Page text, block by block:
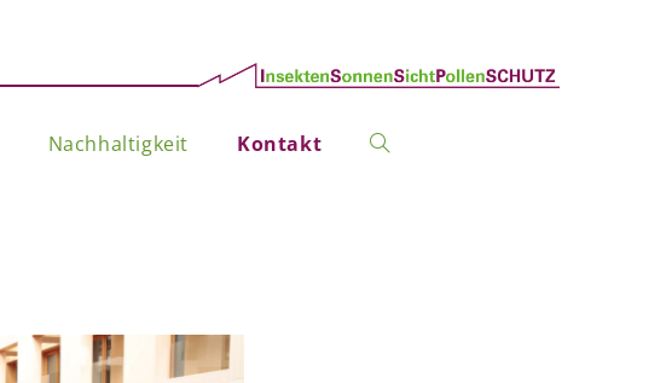
Nachhaltigkeit Kontakt Website-